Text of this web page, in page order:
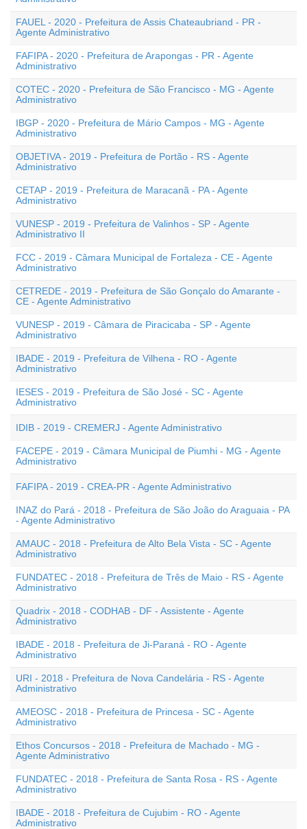
FAUEL - 2020 - Prefeitura de Assis Chateaubriand - PR -
Agente Administrativo
FAFIPA - 2020 - Prefeitura de Arapongas - PR - Agente
Administrativo
COTEC - 2020 - Prefeitura de São Francisco - MG - Agente
Administrativo
IBGP - 2020 - Prefeitura de Mário Campos - MG - Agente
Administrativo
OBJETIVA - 2019 - Prefeitura de Portão - RS - Agente
Administrativo
CETAP - 2019 - Prefeitura de Maracanã - PA - Agente
Administrativo
VUNESP - 2019 - Prefeitura de Valinhos - SP - Agente
Administrativo II
FCC - 2019 - Câmara Municipal de Fortaleza - CE - Agente
Administrativo
CETREDE - 2019 - Prefeitura de São Gonçalo do Amarante -
CE - Agente Administrativo
VUNESP - 2019 - Câmara de Piracicaba - SP - Agente
Administrativo
IBADE - 2019 - Prefeitura de Vilhena - RO - Agente
Administrativo
IESES - 2019 - Prefeitura de São José - SC - Agente
Administrativo
IDIB - 2019 - CREMERJ - Agente Administrativo
FACEPE - 2019 - Câmara Municipal de Piumhi - MG - Agente
Administrativo
FAFIPA - 2019 - CREA-PR - Agente Administrativo
INAZ do Pará - 2018 - Prefeitura de São João do Araguaia - PA
- Agente Administrativo
AMAUC - 2018 - Prefeitura de Alto Bela Vista - SC - Agente
Administrativo
FUNDATEC - 2018 - Prefeitura de Três de Maio - RS - Agente
Administrativo
Quadrix - 2018 - CODHAB - DF - Assistente - Agente
Administrativo
IBADE - 2018 - Prefeitura de Ji-Paraná - RO - Agente
Administrativo
URI - 2018 - Prefeitura de Nova Candelária - RS - Agente
Administrativo
AMEOSC - 2018 - Prefeitura de Princesa - SC - Agente
Administrativo
Ethos Concursos - 2018 - Prefeitura de Machado - MG -
Agente Administrativo
FUNDATEC - 2018 - Prefeitura de Santa Rosa - RS - Agente
Administrativo
IBADE - 2018 - Prefeitura de Cujubim - RO - Agente
Administrativo